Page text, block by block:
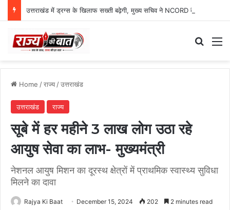
Home /राज्य/उत्तराखंड
उत्तराखंड राज्य
सूबे में हर महीने 3 लाख लोग उठा रहे
आयुष सेवा का लाभ- मुख्यमंत्री
नेशनल आयुष मिशन का दूरस्थ क्षेत्रों में प्राथमिक स्वास्थ्य सुविधा
मिलने का दावा
Rajya Ki Baat December 15, 2024 202 2 minutes read